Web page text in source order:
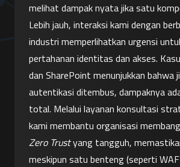
melihat dampak nyata jika satu
Lebih jauh, interaksi kami dengan
industri memperlihatkan urgensi
pertahanan identitas dan akses.
dan SharePoint menunjukkan bahwa
autentikasi ditembus, dampaknya
total. Melalui layanan konsultasi
Zero Trust yang tangguh,
meskipun satu benteng (seperti